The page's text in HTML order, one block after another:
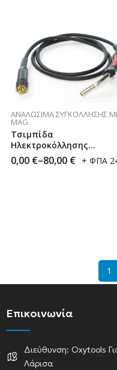
ΑΝΑΛΏΣΙΜΑ ΣΥΓΚΌΛΛΗΣΗΣ
MAG
Τσιμπίδα
Ηλεκτροκόλλησης
Σύρματος Mig 25A
0,00 €–80,00 € + ΦΠΑ
1
Επικοινωνία
Διεύθυνση: Oxytools
Λάρισα